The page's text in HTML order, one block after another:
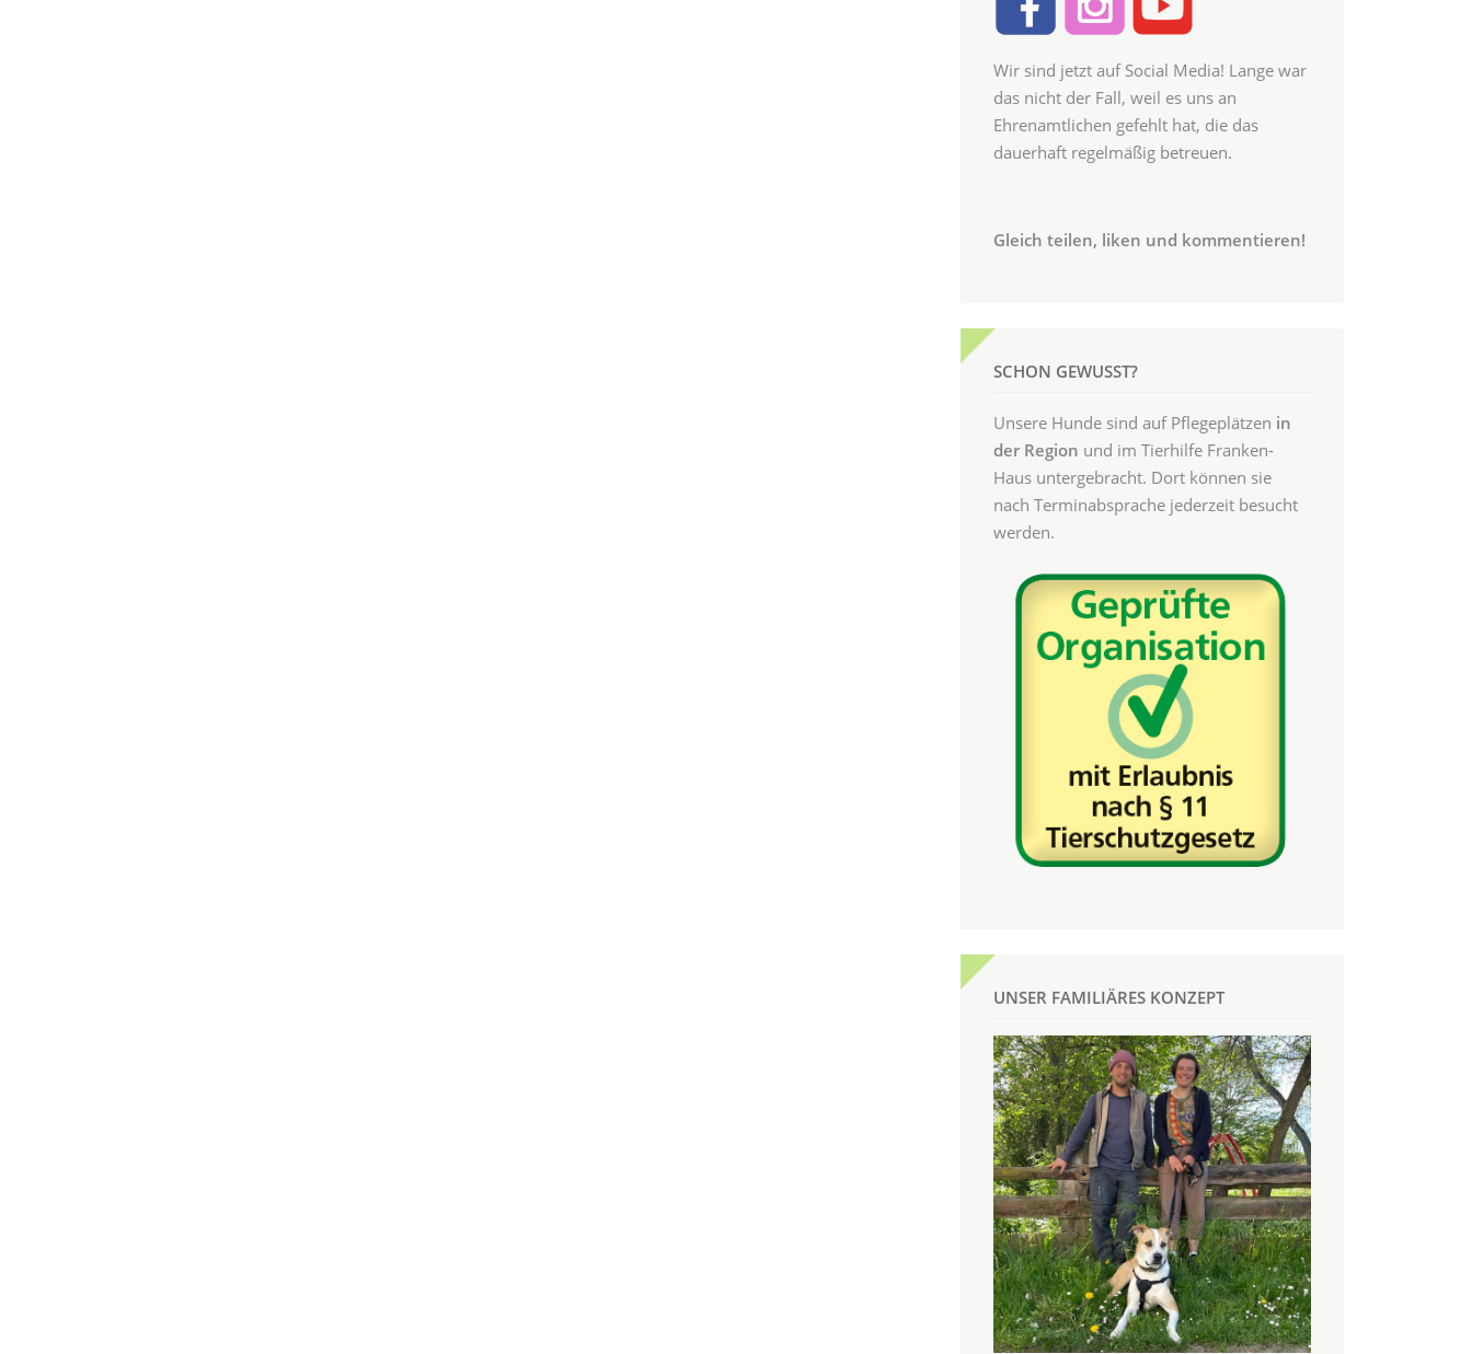
Wir sind jetzt auf Social Media! Lange war
das nicht der Fall, weil es uns an
Ehrenamtlichen gefehlt hat, die das
dauerhaft regelmäßig betreuen.
Gleich teilen, liken und kommentieren!
SCHON GEWUSST?
Unsere Hunde sind auf Pflegeplätzen in
der Region und im Tierhilfe Franken-
Haus untergebracht. Dort können sie
nach Terminabsprache jederzeit besucht
werden.
UNSER FAMILIÄRES KONZEPT